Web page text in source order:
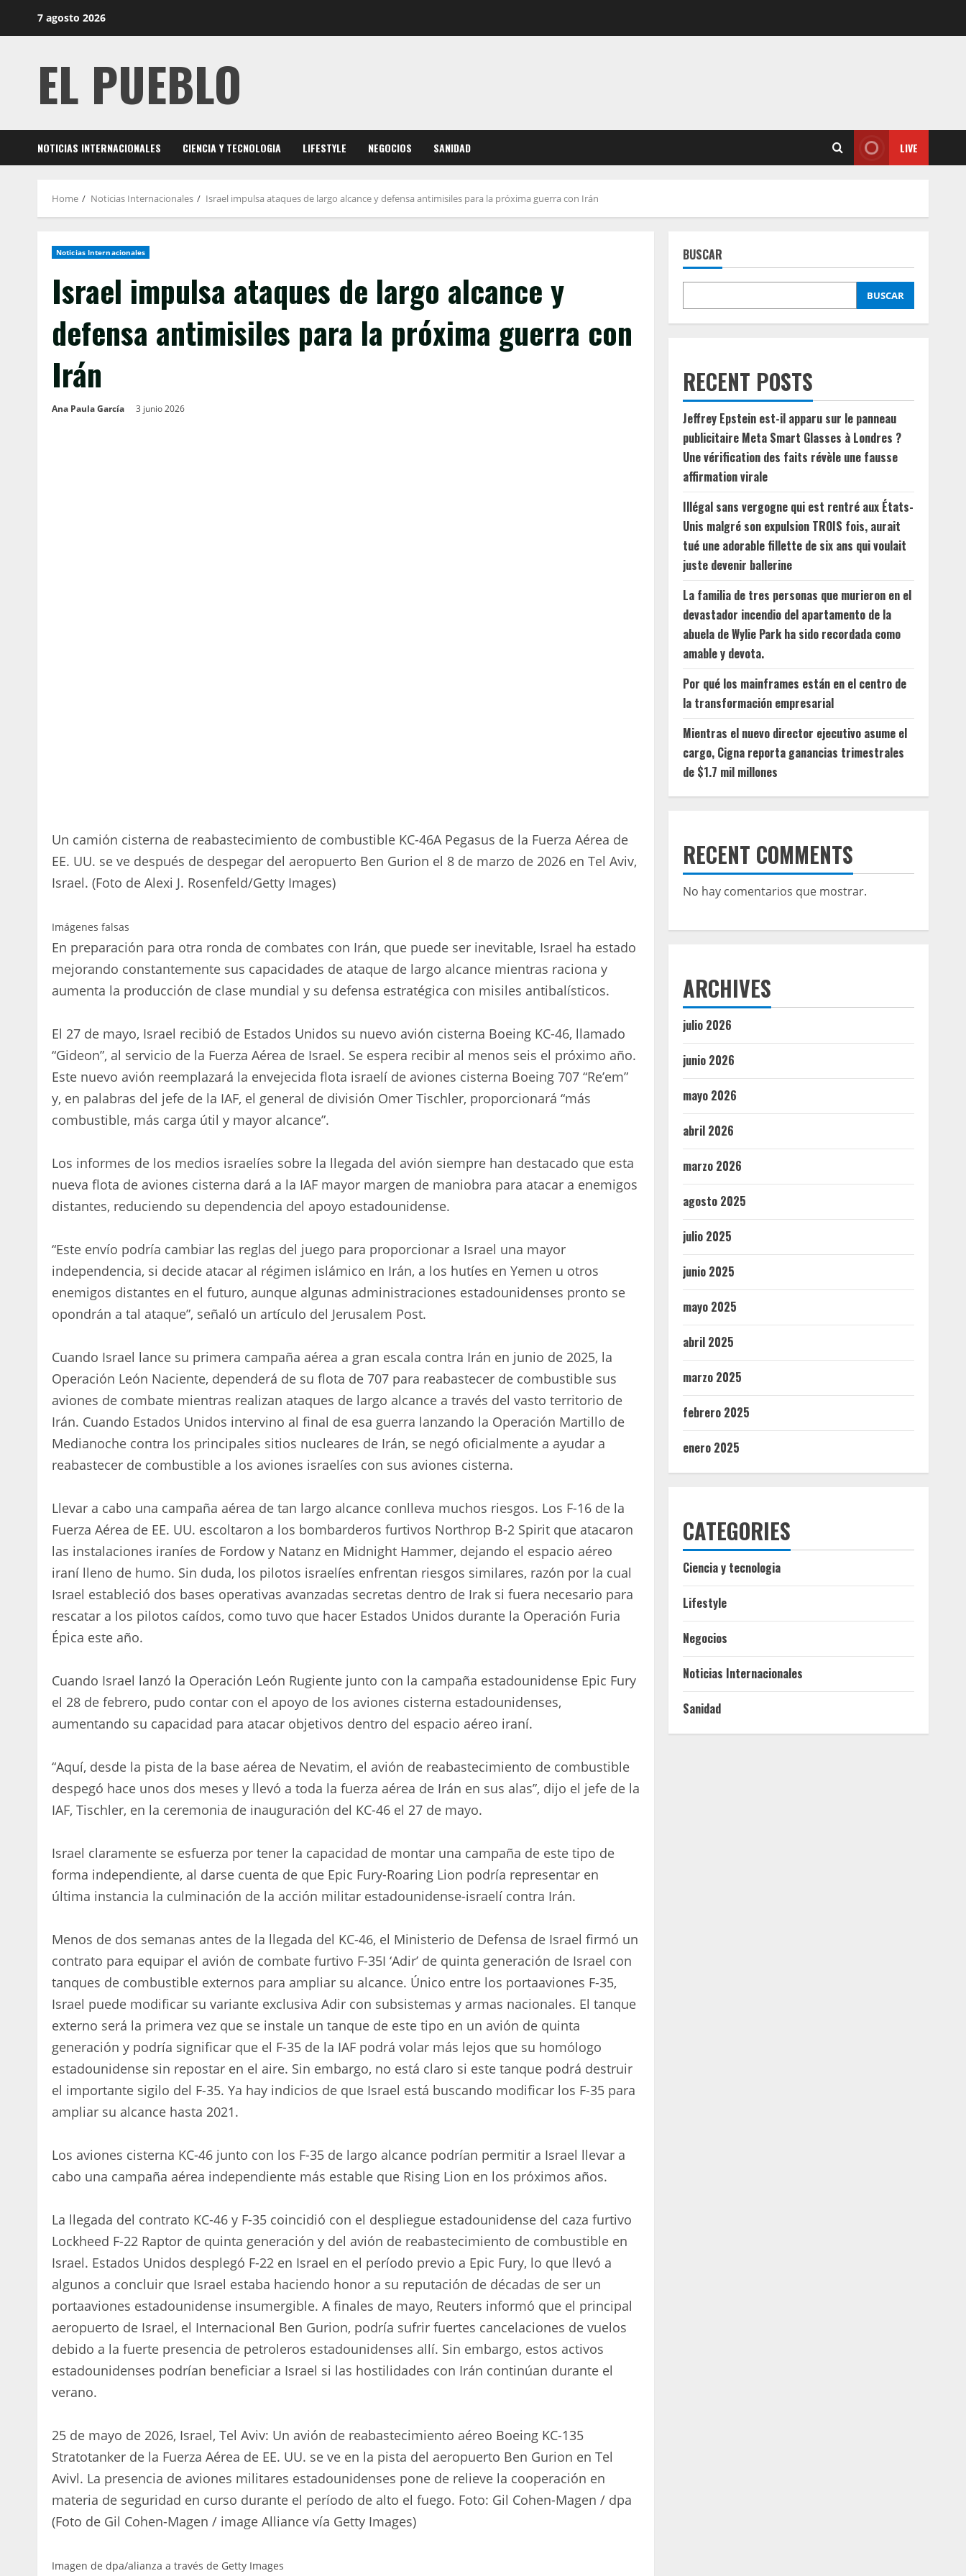
7 agosto 2026
EL PUEBLO
NOTICIAS INTERNACIONALES CIENCIA Y TECNOLOGIA LIFESTYLE NEGOCIOS SANIDAD LIVE
Home Noticias Internacionales Israel impulsa ataques de largo alcance y defensa antimisiles para la próxima guerra con Irán
Noticias Internacionales
Israel impulsa ataques de largo alcance y
defensa antimisiles para la próxima guerra con
Irán
Ana Paula García 3 junio 2026
Un camión cisterna de reabastecimiento de combustible KC-46A Pegasus de la Fuerza Aérea de
EE. UU. se ve después de despegar del aeropuerto Ben Gurion el 8 de marzo de 2026 en Tel Aviv,
Israel. (Foto de Alexi J. Rosenfeld/Getty Images)
Imágenes falsas
En preparación para otra ronda de combates con Irán, que puede ser inevitable, Israel ha estado
mejorando constantemente sus capacidades de ataque de largo alcance mientras raciona y
aumenta la producción de clase mundial y su defensa estratégica con misiles antibalísticos.
El 27 de mayo, Israel recibió de Estados Unidos su nuevo avión cisterna Boeing KC-46, llamado
“Gideon”, al servicio de la Fuerza Aérea de Israel. Se espera recibir al menos seis el próximo año.
Este nuevo avión reemplazará la envejecida flota israelí de aviones cisterna Boeing 707 “Re’em”
y, en palabras del jefe de la IAF, el general de división Omer Tischler, proporcionará “más
combustible, más carga útil y mayor alcance”.
Los informes de los medios israelíes sobre la llegada del avión siempre han destacado que esta
nueva flota de aviones cisterna dará a la IAF mayor margen de maniobra para atacar a enemigos
distantes, reduciendo su dependencia del apoyo estadounidense.
“Este envío podría cambiar las reglas del juego para proporcionar a Israel una mayor
independencia, si decide atacar al régimen islámico en Irán, a los hutíes en Yemen u otros
enemigos distantes en el futuro, aunque algunas administraciones estadounidenses pronto se
opondrán a tal ataque”, señaló un artículo del Jerusalem Post.
Cuando Israel lance su primera campaña aérea a gran escala contra Irán en junio de 2025, la
Operación León Naciente, dependerá de su flota de 707 para reabastecer de combustible sus
aviones de combate mientras realizan ataques de largo alcance a través del vasto territorio de
Irán. Cuando Estados Unidos intervino al final de esa guerra lanzando la Operación Martillo de
Medianoche contra los principales sitios nucleares de Irán, se negó oficialmente a ayudar a
reabastecer de combustible a los aviones israelíes con sus aviones cisterna.
Llevar a cabo una campaña aérea de tan largo alcance conlleva muchos riesgos. Los F-16 de la
Fuerza Aérea de EE. UU. escoltaron a los bombarderos furtivos Northrop B-2 Spirit que atacaron
las instalaciones iraníes de Fordow y Natanz en Midnight Hammer, dejando el espacio aéreo
iraní lleno de humo. Sin duda, los pilotos israelíes enfrentan riesgos similares, razón por la cual
Israel estableció dos bases operativas avanzadas secretas dentro de Irak si fuera necesario para
rescatar a los pilotos caídos, como tuvo que hacer Estados Unidos durante la Operación Furia
Épica este año.
Cuando Israel lanzó la Operación León Rugiente junto con la campaña estadounidense Epic Fury
el 28 de febrero, pudo contar con el apoyo de los aviones cisterna estadounidenses,
aumentando su capacidad para atacar objetivos dentro del espacio aéreo iraní.
“Aquí, desde la pista de la base aérea de Nevatim, el avión de reabastecimiento de combustible
despegó hace unos dos meses y llevó a toda la fuerza aérea de Irán en sus alas”, dijo el jefe de la
IAF, Tischler, en la ceremonia de inauguración del KC-46 el 27 de mayo.
Israel claramente se esfuerza por tener la capacidad de montar una campaña de este tipo de
forma independiente, al darse cuenta de que Epic Fury-Roaring Lion podría representar en
última instancia la culminación de la acción militar estadounidense-israelí contra Irán.
Menos de dos semanas antes de la llegada del KC-46, el Ministerio de Defensa de Israel firmó un
contrato para equipar el avión de combate furtivo F-35I ‘Adir’ de quinta generación de Israel con
tanques de combustible externos para ampliar su alcance. Único entre los portaaviones F-35,
Israel puede modificar su variante exclusiva Adir con subsistemas y armas nacionales. El tanque
externo será la primera vez que se instale un tanque de este tipo en un avión de quinta
generación y podría significar que el F-35 de la IAF podrá volar más lejos que su homólogo
estadounidense sin repostar en el aire. Sin embargo, no está claro si este tanque podrá destruir
el importante sigilo del F-35. Ya hay indicios de que Israel está buscando modificar los F-35 para
ampliar su alcance hasta 2021.
Los aviones cisterna KC-46 junto con los F-35 de largo alcance podrían permitir a Israel llevar a
cabo una campaña aérea independiente más estable que Rising Lion en los próximos años.
La llegada del contrato KC-46 y F-35 coincidió con el despliegue estadounidense del caza furtivo
Lockheed F-22 Raptor de quinta generación y del avión de reabastecimiento de combustible en
Israel. Estados Unidos desplegó F-22 en Israel en el período previo a Epic Fury, lo que llevó a
algunos a concluir que Israel estaba haciendo honor a su reputación de décadas de ser un
portaaviones estadounidense insumergible. A finales de mayo, Reuters informó que el principal
aeropuerto de Israel, el Internacional Ben Gurion, podría sufrir fuertes cancelaciones de vuelos
debido a la fuerte presencia de petroleros estadounidenses allí. Sin embargo, estos activos
estadounidenses podrían beneficiar a Israel si las hostilidades con Irán continúan durante el
verano.
25 de mayo de 2026, Israel, Tel Aviv: Un avión de reabastecimiento aéreo Boeing KC-135
Stratotanker de la Fuerza Aérea de EE. UU. se ve en la pista del aeropuerto Ben Gurion en Tel
Avivl. La presencia de aviones militares estadounidenses pone de relieve la cooperación en
materia de seguridad en curso durante el período de alto el fuego. Foto: Gil Cohen-Magen / dpa
(Foto de Gil Cohen-Magen / image Alliance vía Getty Images)
Imagen de dpa/alianza a través de Getty Images
BUSCAR
BUSCAR
RECENT POSTS
Jeffrey Epstein est-il apparu sur le panneau
publicitaire Meta Smart Glasses à Londres ?
Une vérification des faits révèle une fausse
affirmation virale
Illégal sans vergogne qui est rentré aux États-
Unis malgré son expulsion TROIS fois, aurait
tué une adorable fillette de six ans qui voulait
juste devenir ballerine
La familia de tres personas que murieron en el
devastador incendio del apartamento de la
abuela de Wylie Park ha sido recordada como
amable y devota.
Por qué los mainframes están en el centro de
la transformación empresarial
Mientras el nuevo director ejecutivo asume el
cargo, Cigna reporta ganancias trimestrales
de $1.7 mil millones
RECENT COMMENTS
No hay comentarios que mostrar.
ARCHIVES
julio 2026
junio 2026
mayo 2026
abril 2026
marzo 2026
agosto 2025
julio 2025
junio 2025
mayo 2025
abril 2025
marzo 2025
febrero 2025
enero 2025
CATEGORIES
Ciencia y tecnologia
Lifestyle
Negocios
Noticias Internacionales
Sanidad